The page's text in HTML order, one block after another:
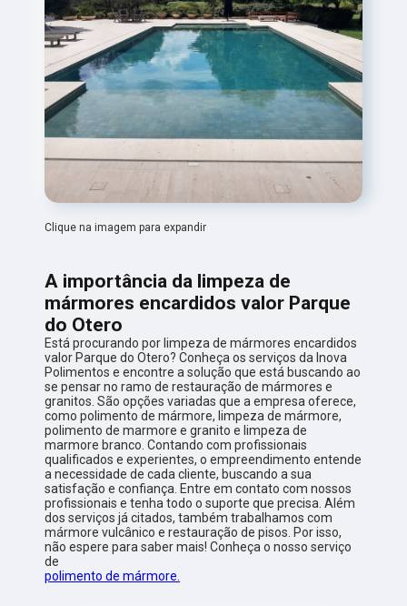
Clique na imagem para expandir
A importância da limpeza de
mármores encardidos valor Parque
do Otero
Está procurando por limpeza de mármores encardidos
valor Parque do Otero? Conheça os serviços da Inova
Polimentos e encontre a solução que está buscando ao
se pensar no ramo de restauração de mármores e
granitos. São opções variadas que a empresa oferece,
como polimento de mármore, limpeza de mármore,
polimento de marmore e granito e limpeza de
marmore branco. Contando com profissionais
qualificados e experientes, o empreendimento entende
a necessidade de cada cliente, buscando a sua
satisfação e confiança. Entre em contato com nossos
profissionais e tenha todo o suporte que precisa. Além
dos serviços já citados, também trabalhamos com
mármore vulcânico e restauração de pisos. Por isso,
não espere para saber mais! Conheça o nosso serviço
de
polimento de mármore.